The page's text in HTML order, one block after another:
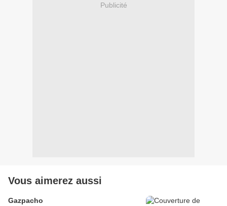
Publicité
Vous aimerez aussi
Gazpacho